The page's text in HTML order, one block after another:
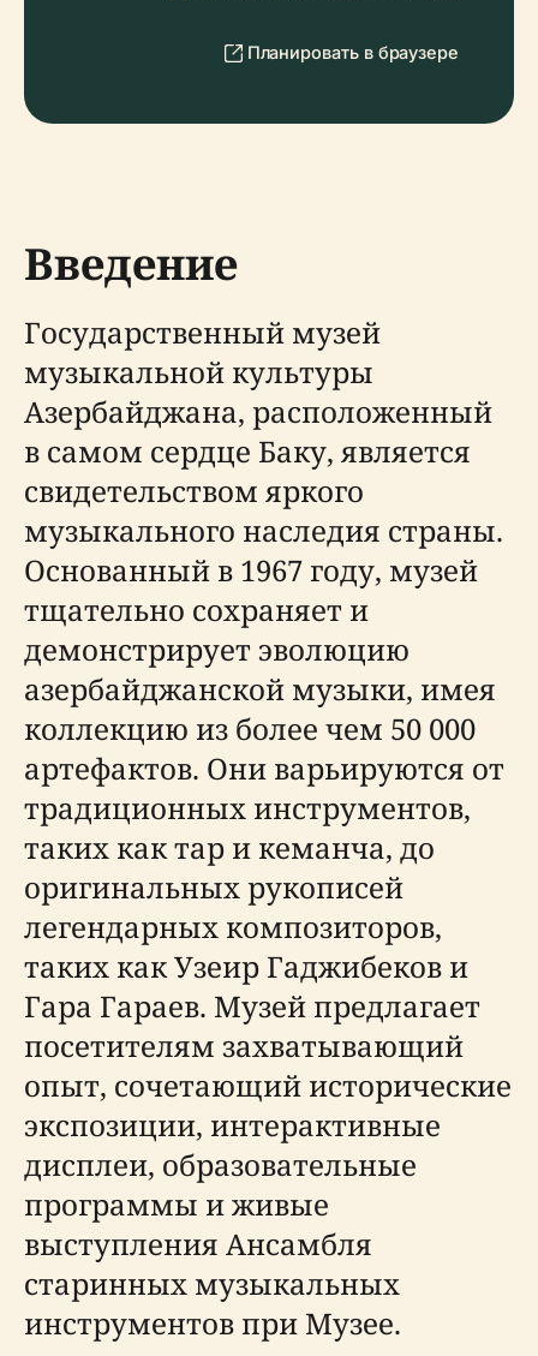
Планировать в браузере
Введение
Государственный музей
музыкальной культуры
Азербайджана, расположенный
в самом сердце Баку, является
свидетельством яркого
музыкального наследия страны.
Основанный в 1967 году, музей
тщательно сохраняет и
демонстрирует эволюцию
азербайджанской музыки, имея
коллекцию из более чем 50 000
артефактов. Они варьируются от
традиционных инструментов,
таких как тар и кеманча, до
оригинальных рукописей
легендарных композиторов,
таких как Узеир Гаджибеков и
Гара Гараев. Музей предлагает
посетителям захватывающий
опыт, сочетающий исторические
экспозиции, интерактивные
дисплеи, образовательные
программы и живые
выступления Ансамбля
старинных музыкальных
инструментов при Музее.